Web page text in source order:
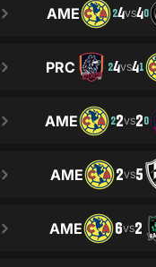
0
4
VS
4
2
AME
1
4
VS
4
2
PRC
0
2
VS
2
2
AME
5
VS
2
AME
2
VS
6
AME